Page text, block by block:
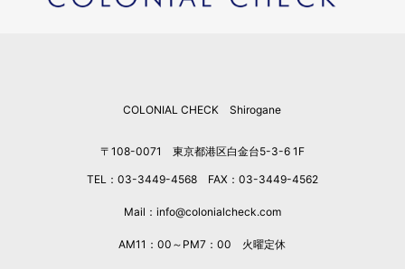
2025年12月
COLONIAL CHECK Shirogane
〒108-0071 東京都港区白金台5-3-6 1F
TEL：03-3449-4568 FAX：03-3449-4562
Mail：info@colonialcheck.com
AM11：00～PM7：00 火曜定休